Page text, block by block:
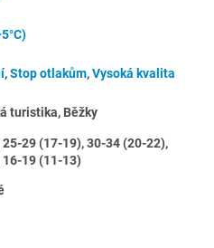
,Stop otlakům,Vysoká kvalita
turistika, Běžky
29 (17-19), 30-34 (20-22),
19 (11-13)